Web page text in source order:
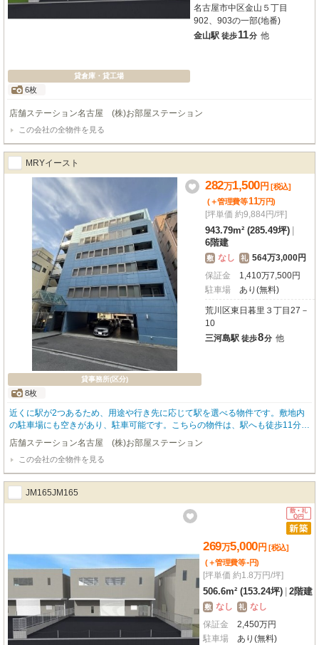
貸倉庫・貸工場
6枚
名古屋市中区金山５丁目
902、903の一部(地番)
金山駅 徒歩11分 他
店舗ステーション名古屋 (株)お部屋ステーション
この会社の全物件を見る
MRYイースト
貸事務所(区分)
8枚
282万1,500円 [税込]
(＋管理費等11万円)
[坪単価 約9,884円/坪]
943.79m² (285.49坪)
6階建
敷 なし 礼 564万3,000円
保証金
1,410万7,500円
駐車場
あり(無料)
荒川区東日暮里３丁目27－
10
三河島駅 徒歩8分 他
近くに駅が2つあるため、用途や行き先に応じて駅を選べる物件です。敷地内
の駐車場にも空きがあり、駐車可能です。こちらの物件は、駅へも徒歩11分と
歩いてアクセスできます。
店舗ステーション名古屋 (株)お部屋ステーション
この会社の全物件を見る
JM165JM165
269万5,000円 [税込]
(＋管理費等-円)
[坪単価 約1.8万円/坪]
506.6m² (153.24坪) 2階建
敷 なし 礼 なし
保証金
2,450万円
駐車場
あり(無料)